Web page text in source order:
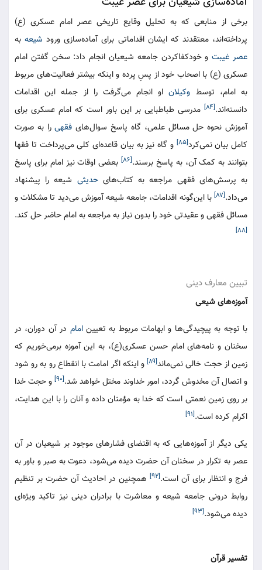
برخی از منابعی که به تحلیل وقایع تاریخی عصر امام عسکری (ع)
پرداخته‌اند، معتقدند که ایشان اقداماتی برای آماده‌سازی ورود شیعهبه
عصر غیبتو خودکفاکردن جامعه شیعیان انجام داد: سخن گفتن امام
عسکری (ع) با اصحاب خود از پسِ پرده و اینکه بیشتر فعالیت‌های مربوط
به امام، توسط وکیلاناو انجام می‌گرفت را از جمله این اقدامات
دانسته‌اند.[۸۴]
مدرسی طباطبایی بر این باور است که امام عسکری برای
آموزش نحوه حل مسائل علمی، گاه پاسخ سوال‌های فقهیرا به صورت
کامل بیان نمی‌کرد[۸۵]
و گاه نیز به بیان قاعده‌ای کلی می‌پرداخت تا فقها
بتوانند به کمک آن، به پاسخ برسند.[۸۶]
بعضی اوقات نیز امام برای پاسخ
به پرسش‌های فقهی مراجعه به کتاب‌هایحدیثی شیعه را پیشنهاد
می‌داد.[۸۷]
با این‌گونه اقدامات، جامعه شیعه آموزش می‌دید تا مشکلات و
مسائل فقهی و عقیدتی خود را بدون نیاز به مراجعه به امام حاضر حل کند.
[۸۸]
تبیین معارف دینی
آموزه‌های شیعی
با توجه به پیچیدگی‌ها و ابهامات مربوط به تعیینامام در آن دوران، در
سخنان و نامه‌های امام حسن عسکری(ع)، به این آموزه برمی‌خوریم که
زمین از حجت خالی نمی‌ماند[۸۹]
و اینکه اگر امامت با انقطاع رو به رو شود
و اتصال آن مخدوش گردد، امور خداوند مختل خواهد شد.[۹۰]
و حجت خدا
بر روی زمین نعمتی است که خدا به مؤمنان داده و آنان را با این هدایت،
اکرام کرده است.[۹۱]
یکی دیگر از آموزه‌هایی که به اقتضای فشارهای موجود بر شیعیان در آن
عصر به تکرار در سخنان آن حضرت دیده می‌شود، دعوت به صبر و باور به
فرج و انتظار برای آن است.[۹۲]
همچنین در احادیث آن حضرت بر تنظیم
روابط درونی جامعه شیعه و معاشرت با برادران دینی نیز تاکید ویژه‌ای
دیده می‌شود.[۹۳]
تفسیر قرآن